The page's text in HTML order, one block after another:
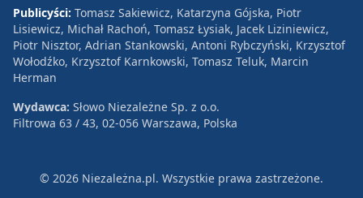
Publicyści: Tomasz Sakiewicz, Katarzyna Gójska, Piotr
Lisiewicz, Michał Rachoń, Tomasz Łysiak, Jacek Liziniewicz,
Piotr Nisztor, Adrian Stankowski, Antoni Rybczyński, Krzysztof
Wołodźko, Krzysztof Karnkowski, Tomasz Teluk, Marcin
Herman
Wydawca: Słowo Niezależne Sp. z o.o.
Filtrowa 63 / 43, 02-056 Warszawa, Polska
© 2026 Niezależna.pl. Wszystkie prawa zastrzeżone.